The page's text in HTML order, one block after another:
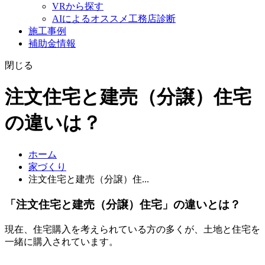
VRから探す
AIによるオススメ工務店診断
施工事例
補助金情報
閉じる
注文住宅と建売（分譲）住宅
の違いは？
ホーム
家づくり
注文住宅と建売（分譲）住...
「注文住宅と建売（分譲）住宅」の違いとは？
現在、住宅購入を考えられている方の多くが、土地と住宅を
一緒に購入されています。